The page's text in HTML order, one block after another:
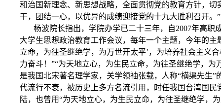
和治国新理念、新思想战略，全面贯彻党的教育方针，切
干，团结一心，以优异的成绩迎接党的十九大胜利召开。”
杨波院长指出，学院办学已二十三年，自2007年高职
大学生思想政治教育工作会议，每年一个主题，今年的主
立命，为往圣继绝学，为万世开太平’，为培养社会主义
力奋斗！”“为天地立心，为生民立命，为往圣继绝学，为
是我国北宋著名理学家，关学领袖张载，人称“横渠先生”
代流行不衰，被历史上多方名流引用，时任我国台湾国民
陆，也曾用“为天地立心，为生民立命，为往圣继绝学，